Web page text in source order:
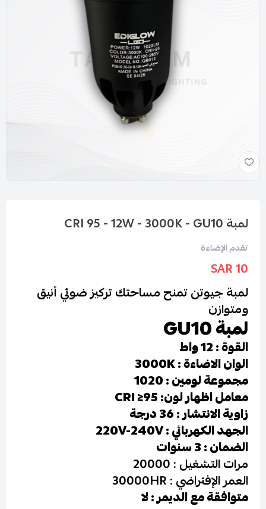
لمبة CRI 95 - 12W - 3000K - GU10
تقدم الإضاءة
10 SAR
لمبة جيوتن تمنح مساحتك تركيز ضوئي أنيق
ومتوازن
لمبة GU10
القوة : 12 واط
الوان الاضاءة : 3000K
مجموعة لومين : 1020
معامل اظهار لون: CRI ≥95
زاوية الانتشار : 36 درجة
الجهد الكهربائي : 220V-240V
الضمان : 3 سنوات
مرات التشغيل : 20000
العمر الإفتراضي : 30000HR
متوافقة مع الديمر : لا